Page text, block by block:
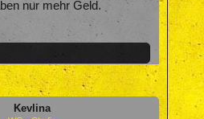
nur mehr Geld.
Kevlina